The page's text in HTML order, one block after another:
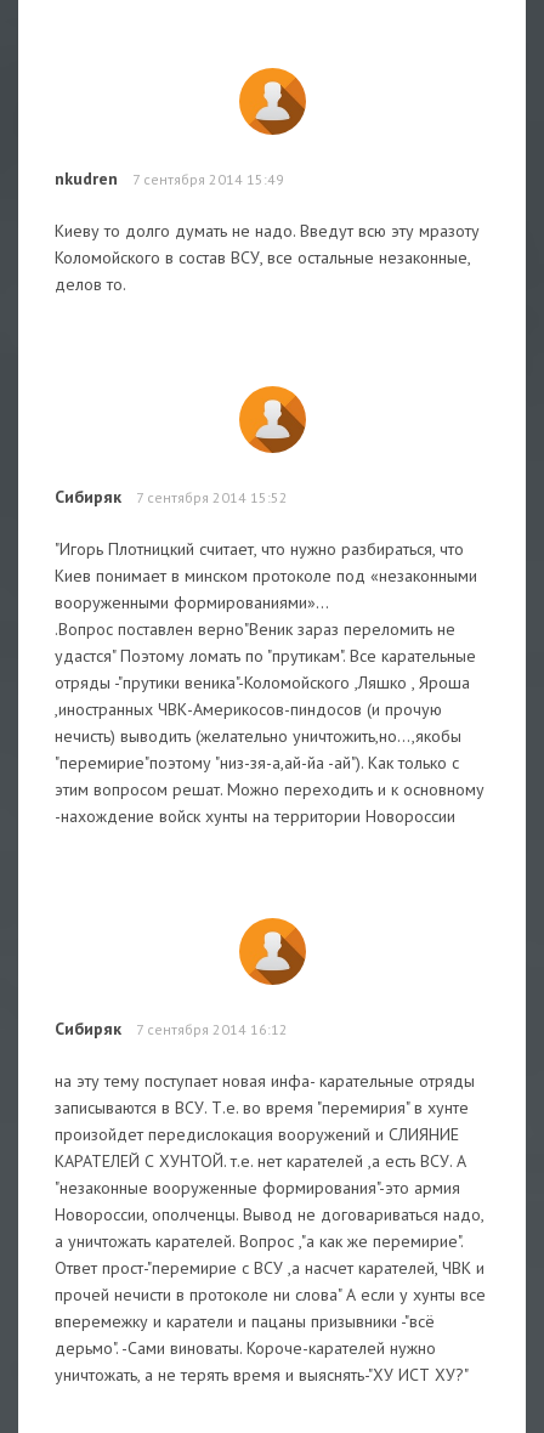
nkudren 7 сентября 2014 15:49
Киеву то долго думать не надо. Введут всю эту мразоту
Коломойского в состав ВСУ, все остальные незаконные,
делов то.
Сибиряк 7 сентября 2014 15:52
"Игорь Плотницкий считает, что нужно разбираться, что
Киев понимает в минском протоколе под «незаконными
вооруженными формированиями»...
.Вопрос поставлен верно"Веник зараз переломить не
удастся" Поэтому ломать по "прутикам". Все карательные
отряды -"прутики веника"-Коломойского ,Ляшко , Яроша
,иностранных ЧВК-Америкосов-пиндосов (и прочую
нечисть) выводить (желательно уничтожить,но...,якобы
"перемирие"поэтому "низ-зя-а,ай-йа -ай"). Как только с
этим вопросом решат. Можно переходить и к основному
-нахождение войск хунты на территории Новороссии
Сибиряк 7 сентября 2014 16:12
на эту тему поступает новая инфа- карательные отряды
записываются в ВСУ. Т.е. во время "перемирия" в хунте
произойдет передислокация вооружений и СЛИЯНИЕ
КАРАТЕЛЕЙ С ХУНТОЙ. т.е. нет карателей ,а есть ВСУ. А
"незаконные вооруженные формирования"-это армия
Новороссии, ополченцы. Вывод не договариваться надо,
а уничтожать карателей. Вопрос ,"а как же перемирие".
Ответ прост-"перемирие с ВСУ ,а насчет карателей, ЧВК и
прочей нечисти в протоколе ни слова" А если у хунты все
вперемежку и каратели и пацаны призывники -"всё
дерьмо". -Сами виноваты. Короче-карателей нужно
уничтожать, а не терять время и выяснять-"ХУ ИСТ ХУ?"